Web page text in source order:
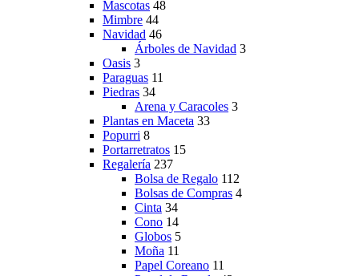
Mascotas 48
Mimbre 44
Navidad 46
Árboles de Navidad 3
Oasis 3
Paraguas 11
Piedras 34
Arena y Caracoles 3
Plantas en Maceta 33
Popurri 8
Portarretratos 15
Regalería 237
Bolsa de Regalo 112
Bolsas de Compras 4
Cinta 34
Cono 14
Globos 5
Moña 11
Papel Coreano 11